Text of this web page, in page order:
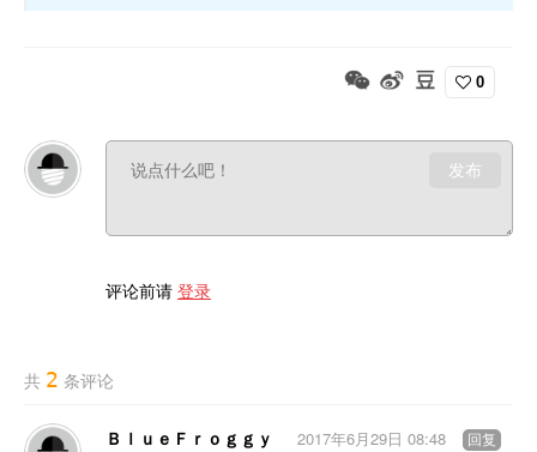
0
发布
评论前请 登录
共 2 条评论
ＢｌｕｅＦｒｏｇｇｙ
2017年6月29日 08:48 回复